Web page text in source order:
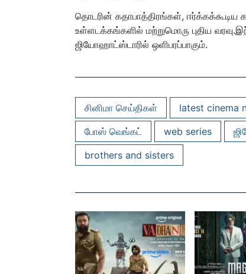
தொடரின் கதாபாத்திரங்கள்,
உள்ளடக்கங்களில் மற்றுமொரு புதிய
ஜியோஹாட்ஸ்டாரில் ஒளிபரப்பாகும்.
சினிமா செய்திகள் latest cinema
போஸ் வெங்கட்
web series
brothers and sisters